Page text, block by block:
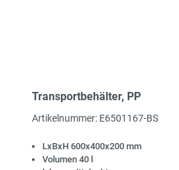
Transportbehälter, PP
Artikelnummer: E6501167-BS
LxBxH 600x400x200 mm
Volumen 40 l